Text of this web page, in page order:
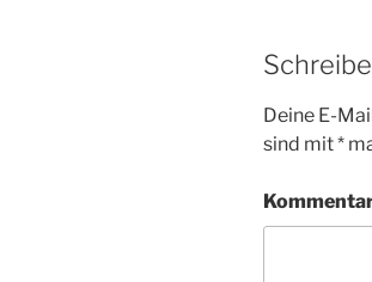
Deine E-
sind mit*